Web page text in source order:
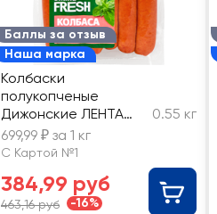
Баллы за отзыв
Наша марка
Колбаски
полукопченые
Дижонские ЛЕНТА
FRESH, весовая
0.55 кг
699,99 ₽ за 1 кг
С Картой №1
384,99 руб
463,16 руб -16%